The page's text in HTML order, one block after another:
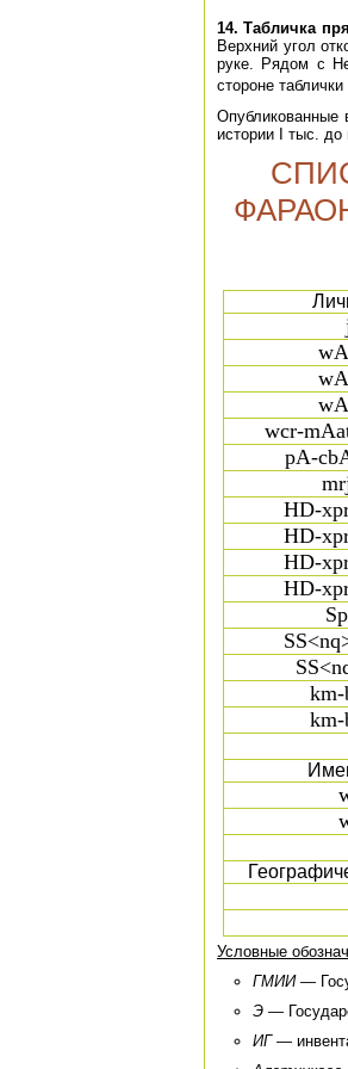
14. Табличка
Верхний угол
руке. Рядом с
стороне
Опубликованные
истории I тыс. до
wcr-
pA-
HD-
HD-
HD-
HD-
Условные
ГМИИ—
Э —
ИГ—